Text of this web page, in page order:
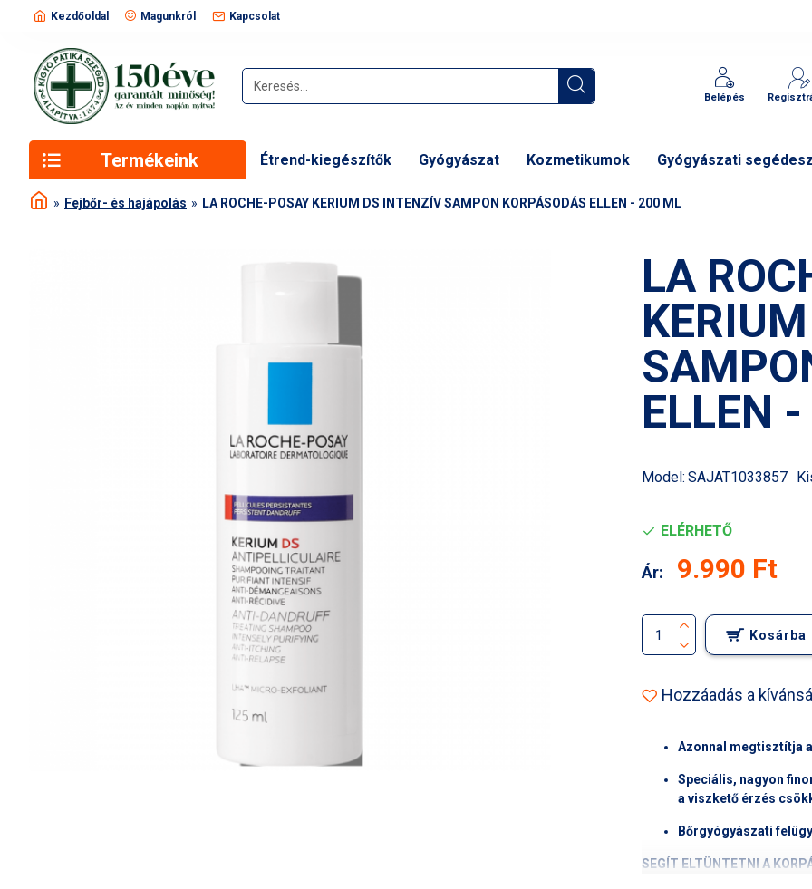
Kezdőoldal Magunkról Kapcsolat
Belépés
Termékeink Étrend-kiegészítők Gyógyászat Kozmetikumok Gyógyászati
Fejbőr- és hajápolás LA ROCHE-POSAY KERIUM DS INTENZÍV SAMPON KORPÁSODÁS ELLEN - 200 ML
LA
ELLEN
Model: SAJAT1033857
ELÉRHETŐ
Ár: 9.990 Ft
Kosárba
Hozzáadás a
Azonnal megtisztítja
Speciális, nagyon
a viszkető érzés
Bőrgyógyászati
SEGÍT ELTÜNTETNI A